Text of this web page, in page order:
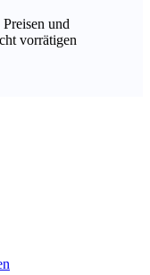
und
vorrätigen